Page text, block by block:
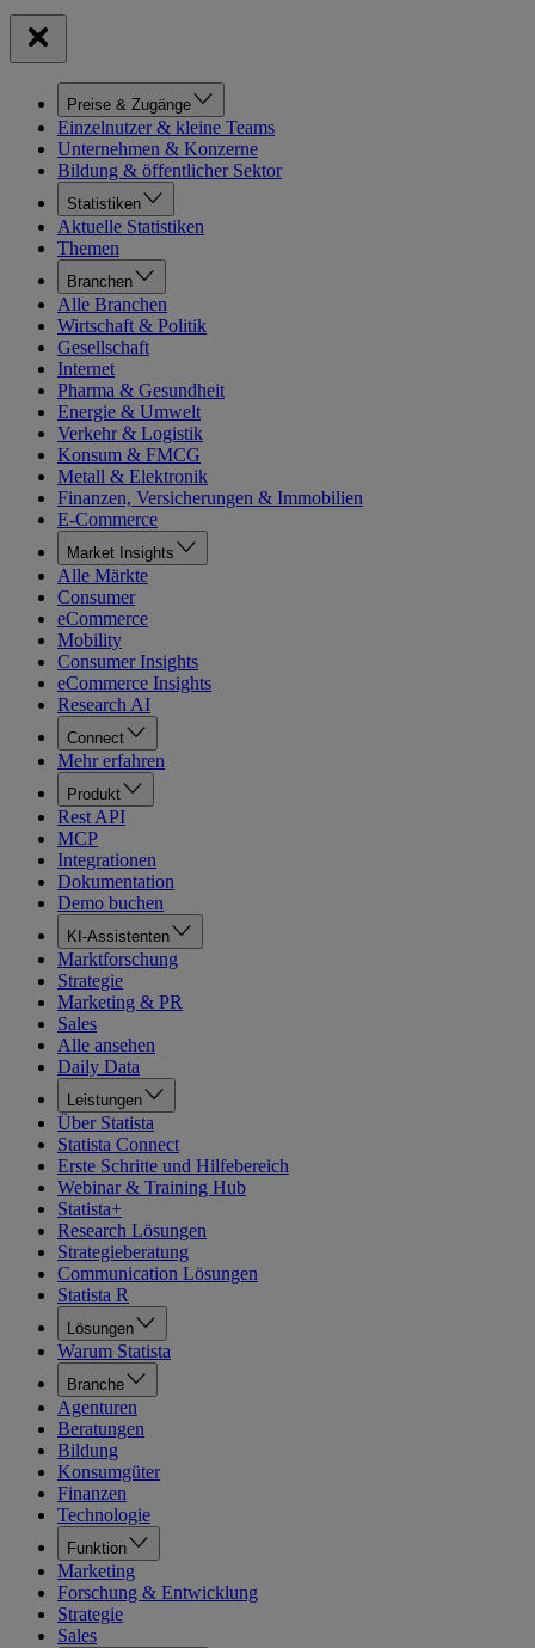
Preise & Zugänge
Einzelnutzer & kleine Teams
Unternehmen & Konzerne
Bildung & öffentlicher Sektor
Statistiken
Aktuelle Statistiken
Themen
Branchen
Alle Branchen
Wirtschaft & Politik
Gesellschaft
Internet
Pharma & Gesundheit
Energie & Umwelt
Verkehr & Logistik
Konsum & FMCG
Metall & Elektronik
Finanzen, Versicherungen & Immobilien
E-Commerce
Market Insights
Alle Märkte
Consumer
eCommerce
Mobility
Consumer Insights
eCommerce Insights
Research AI
Connect
Mehr erfahren
Produkt
Rest API
MCP
Integrationen
Dokumentation
Demo buchen
KI-Assistenten
Marktforschung
Strategie
Marketing & PR
Sales
Alle ansehen
Daily Data
Leistungen
Über Statista
Statista Connect
Erste Schritte und Hilfebereich
Webinar & Training Hub
Statista+
Research Lösungen
Strategieberatung
Communication Lösungen
Statista R
Lösungen
Warum Statista
Branche
Agenturen
Beratungen
Bildung
Konsumgüter
Finanzen
Technologie
Funktion
Marketing
Forschung & Entwicklung
Strategie
Sales